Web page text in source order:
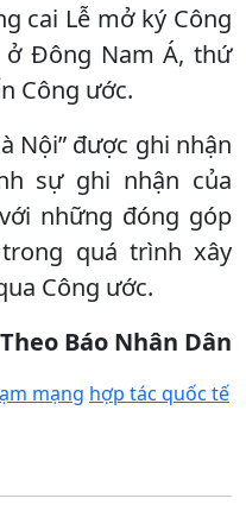
cai Lễ mở ký Công
Đông Nam Á, thứ
Công ước.
Nội” được ghi nhận
sự ghi nhận của
những đóng góp
quá trình xây
Công ước.
Theo Báo Nhân Dân
mạng hợp tác quốc tế